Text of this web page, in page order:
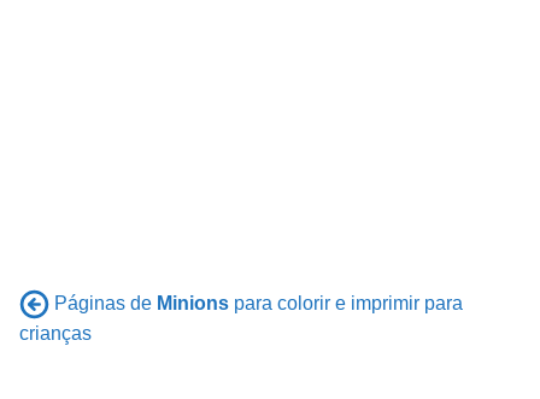
Páginas de Minions para colorir e imprimir para
crianças